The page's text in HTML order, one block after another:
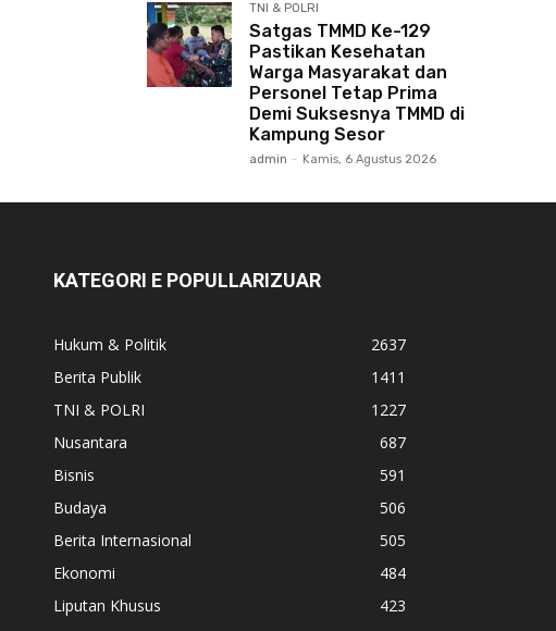
TNI & POLRI
Satgas TMMD Ke-129
Pastikan Kesehatan
Warga Masyarakat dan
Personel Tetap Prima
Demi Suksesnya TMMD di
Kampung Sesor
admin - Kamis, 6 Agustus 2026
KATEGORI E POPULLARIZUAR
Hukum & Politik
2637
Berita Publik
1411
TNI & POLRI
1227
Nusantara
687
Bisnis
591
Budaya
506
Berita Internasional
505
Ekonomi
484
Liputan Khusus
423